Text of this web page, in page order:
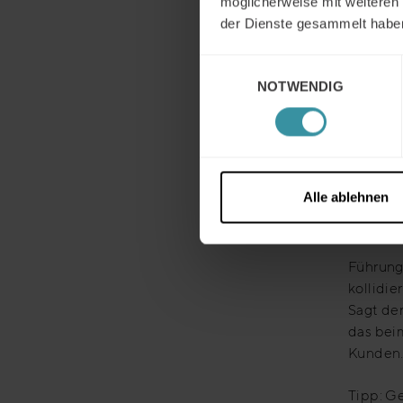
der Dienste gesammelt
NOTWENDIG
Alle ablehnen
jetzt
führt
Sagt
das
Kunden.
Tipp: